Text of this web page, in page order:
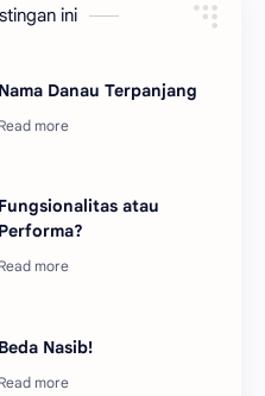
ini
Nama Danau Terpanjang
Fungsionalitas atau
Performa?
Beda Nasib!